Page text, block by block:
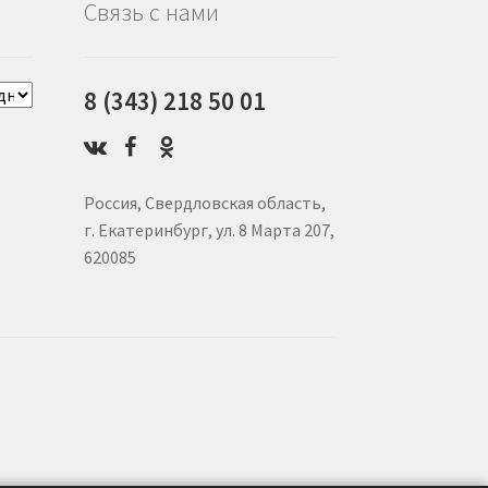
Связь с нами
8 (343) 218 50 01
Россия, Свердловская область,
г. Екатеринбург, ул. 8 Марта 207,
620085